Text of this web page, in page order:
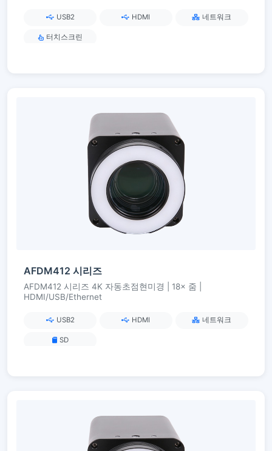
USB2 HDMI 네트워크
터치스크린
AFDM412 시리즈
AFDM412 시리즈 4K 자동초점현미경 | 18× 줌 |
HDMI/USB/Ethernet
USB2 HDMI 네트워크
SD